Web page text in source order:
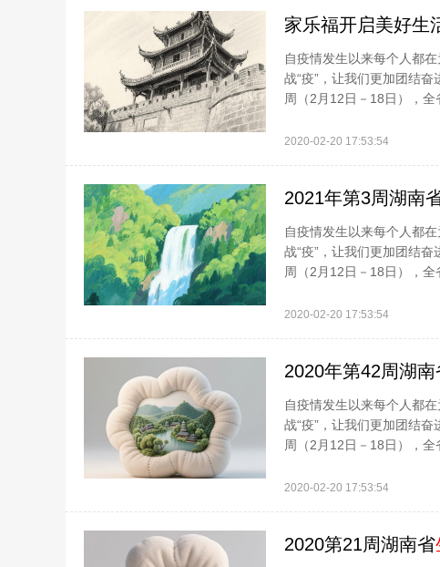
家乐福开启美好生
自疫情发生以来每个人都
战“疫”，让我们更加团结奋
周（2月12日－18日），全
2020-02-20 17:53:54
2021年第3周湖南
自疫情发生以来每个人都
战“疫”，让我们更加团结奋
周（2月12日－18日），全
2020-02-20 17:53:54
2020年第42周湖南
自疫情发生以来每个人都
战“疫”，让我们更加团结奋
周（2月12日－18日），全
2020-02-20 17:53:54
2020第21周湖南省